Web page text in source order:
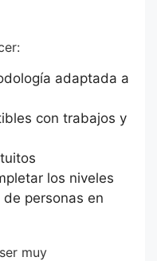
adaptada a
con trabajos y
los niveles
personas en
muy